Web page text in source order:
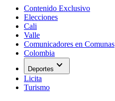
Contenido Exclusivo
Elecciones
Cali
Valle
Comunicadores en Comunas
Colombia
Deportes expand_more
Licita
Turismo